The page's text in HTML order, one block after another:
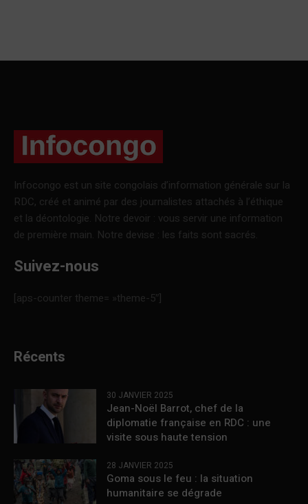
Infocongo est un site congolais d’information générale sur la
RDC, créé et animé par des journalistes attachés à l’éthique
et la déontologie. Notre devoir : vous servir une information
de première main. Notre devise : les faits sont sacrés.
Suivez-nous
[aps-counter theme= »theme-5″]
Récents
30 JANVIER 2025
Jean-Noël Barrot, chef de la
diplomatie française en RDC : une
visite sous haute tension
28 JANVIER 2025
Goma sous le feu : la situation
humanitaire se dégrade